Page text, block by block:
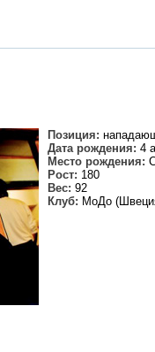
Позиция:
Дата рождения: 4
Место рождения:
Рост: 180
Вес: 92
Клуб: МоДо